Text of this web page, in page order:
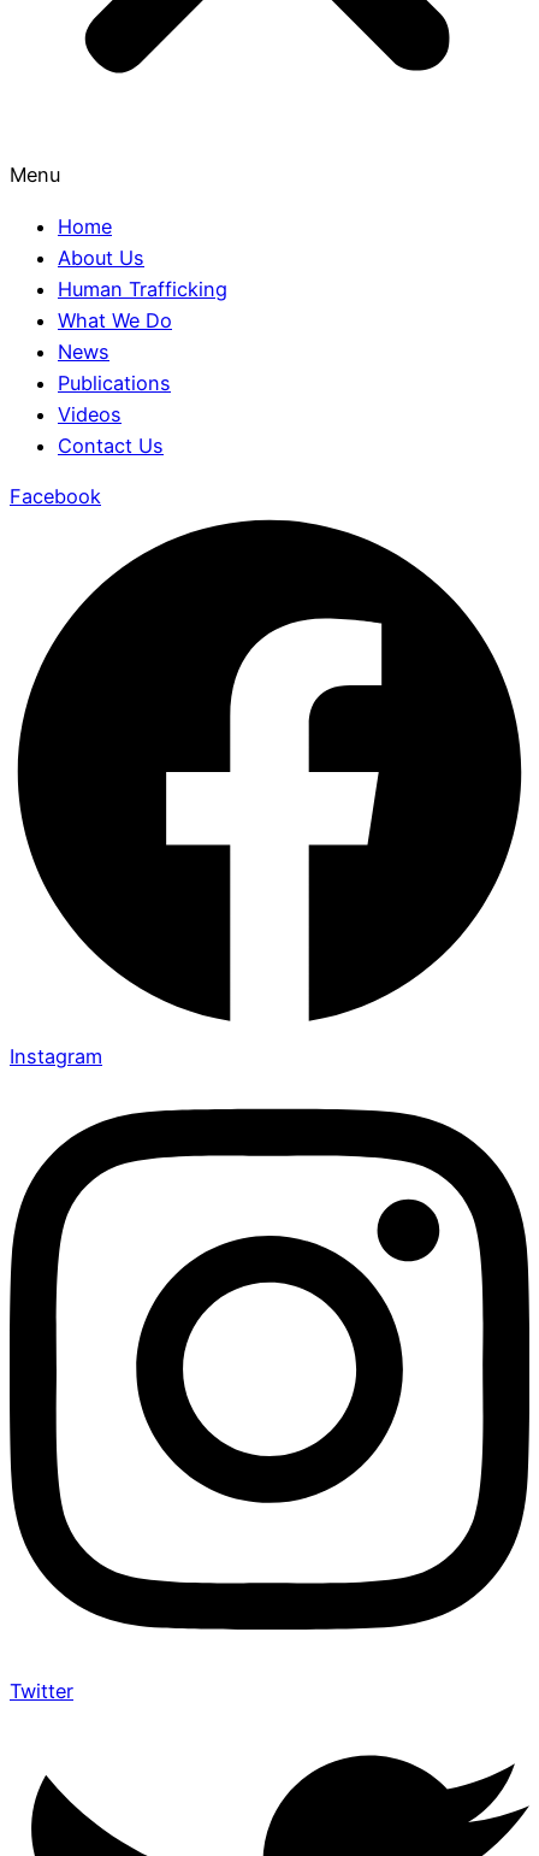
Menu
Home
About Us
Human Trafficking
What We Do
News
Publications
Videos
Contact Us
Facebook
Instagram
Twitter